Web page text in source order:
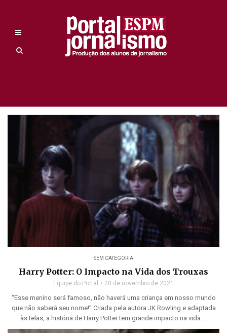
SEM CATEGORIA
Harry Potter: O Impacto na Vida dos Trouxas
Equipe do Portal 20 de novembro de 2021
“Esse menino será famoso, não haverá uma criança em nosso mundo
que não saberá seu nome!” Criada pela autora JK Rowling e adaptada
às telas, a história de Harry Potter tem grande impacto na vida ...